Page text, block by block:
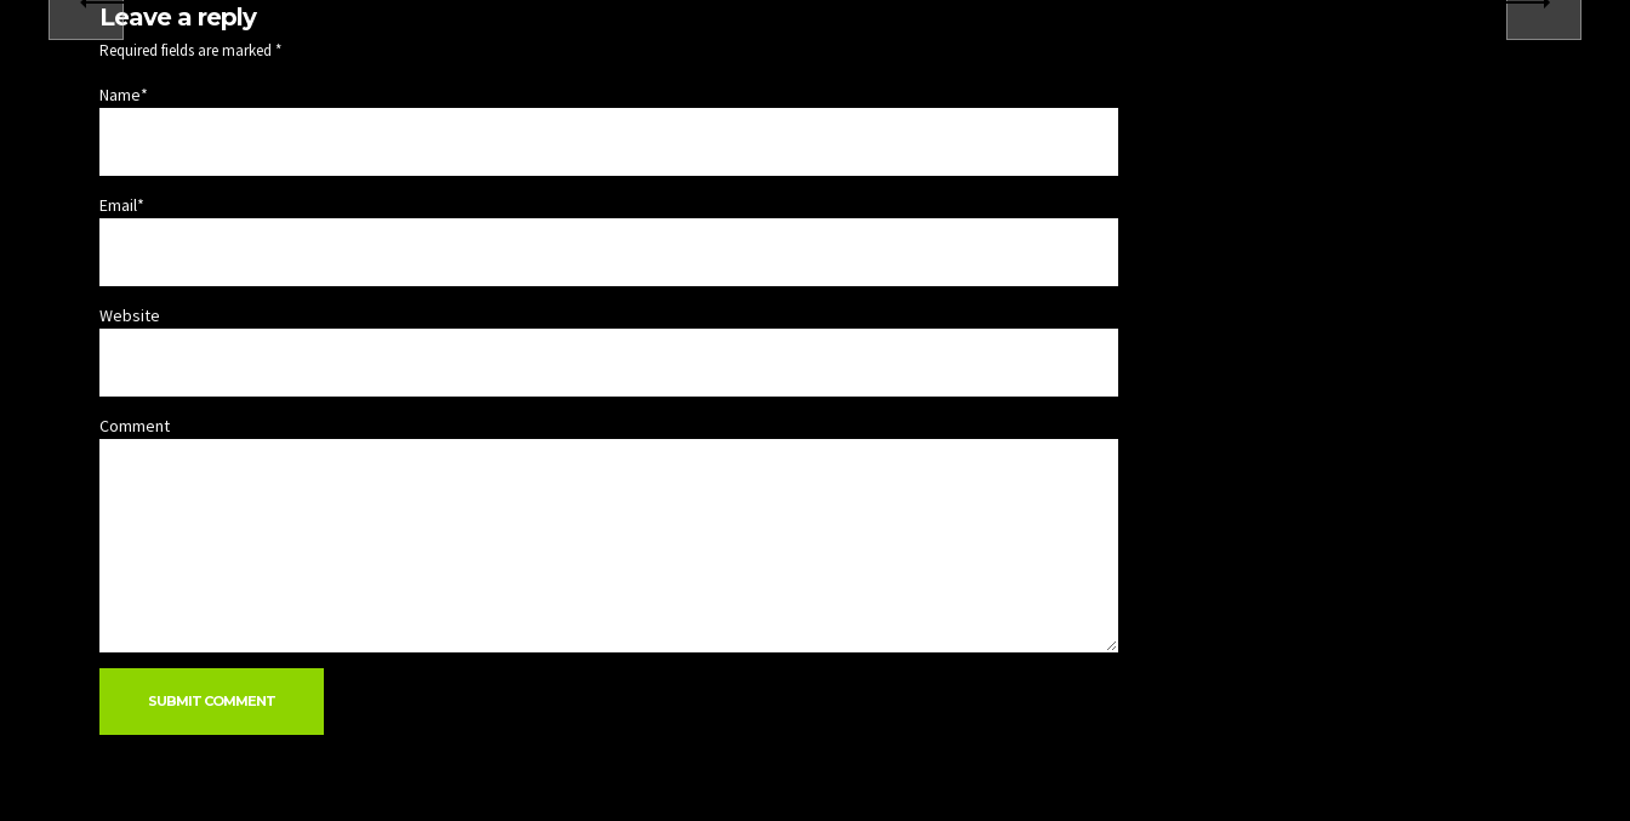
Leave a reply
Required fields are marked *
Name*
Email*
Website
Comment
SUBMIT COMMENT